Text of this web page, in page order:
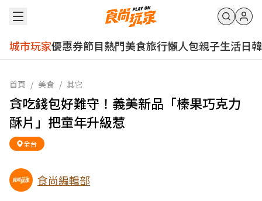
城市玩家優惠券節目熱門美食旅行懶人包親子生活日韓
首頁 / 美食 / 其它
貪吃錢包好難守！義美新品「榛果巧克力
酥片」把童年升級惹
全台
食尚編輯部